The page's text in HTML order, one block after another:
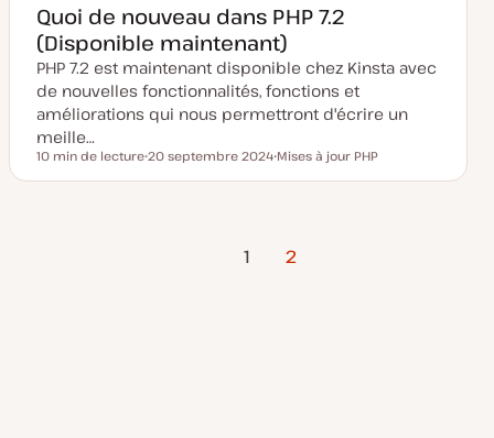
m
i
s
e
à
j
o
u
r
Quoi de nouveau dans PHP 7.2
(Disponible maintenant)
PHP 7.2 est maintenant disponible chez Kinsta avec
de nouvelles fonctionnalités, fonctions et
améliorations qui nous permettront d'écrire un
meille…
Temps de lecture
10 min de lecture
a
20 septembre 2024
u
Mises à jour PHP
1 2